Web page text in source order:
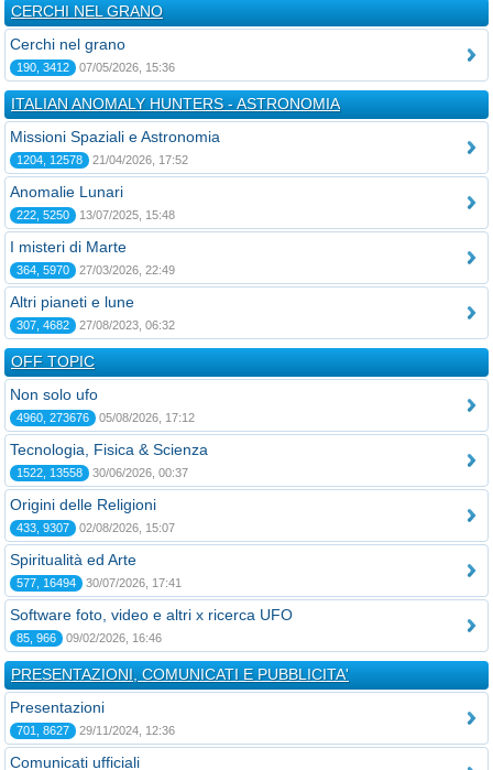
CERCHI NEL GRANO
Cerchi nel grano
190, 3412 07/05/2026, 15:36
ITALIAN ANOMALY HUNTERS - ASTRONOMIA
Missioni Spaziali e Astronomia
1204, 12578 21/04/2026, 17:52
Anomalie Lunari
222, 5250 13/07/2025, 15:48
I misteri di Marte
364, 5970 27/03/2026, 22:49
Altri pianeti e lune
307, 4682 27/08/2023, 06:32
OFF TOPIC
Non solo ufo
4960, 273676 05/08/2026, 17:12
Tecnologia, Fisica & Scienza
1522, 13558 30/06/2026, 00:37
Origini delle Religioni
433, 9307 02/08/2026, 15:07
Spiritualità ed Arte
577, 16494 30/07/2026, 17:41
Software foto, video e altri x ricerca UFO
85, 966 09/02/2026, 16:46
PRESENTAZIONI, COMUNICATI E PUBBLICITA'
Presentazioni
701, 8627 29/11/2024, 12:36
Comunicati ufficiali